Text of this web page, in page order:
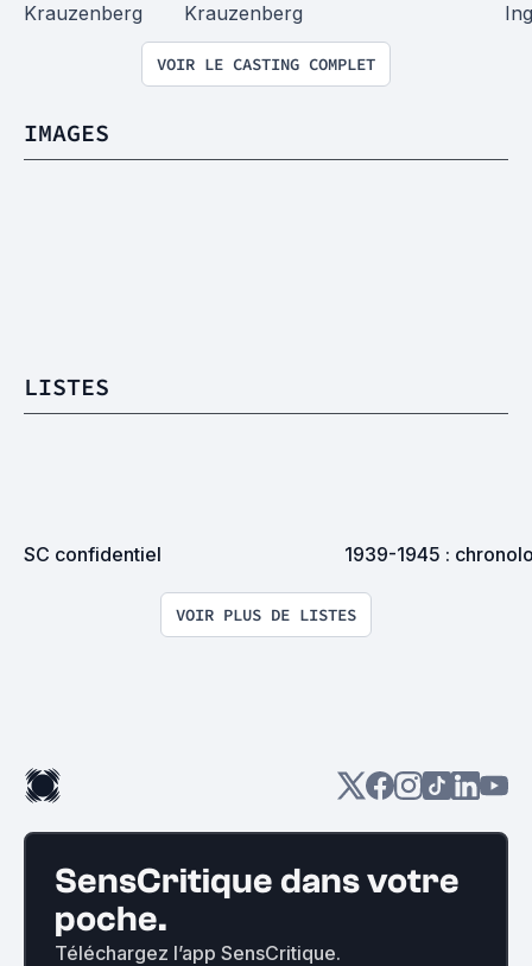
Krauzenberg
Krauzenberg
VOIR LE CASTING COMPLET
IMAGES
LISTES
SC confidentiel 1939-1945 :
VOIR PLUS DE LISTES
SensCritique dans votre
poche.
Téléchargez l’app SensCritique.